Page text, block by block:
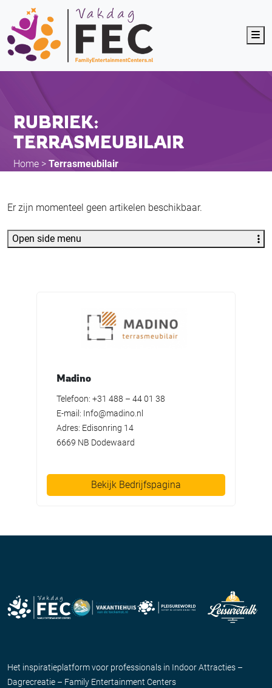
RUBRIEK:
TERRASMEUBILAIR
Home > Terrasmeubilair
Er zijn momenteel geen artikelen beschikbaar.
Open side menu
Madino
Telefoon: +31 488 – 44 01 38
E-mail: Info@madino.nl
Adres: Edisonring 14
6669 NB Dodewaard
Bekijk Bedrijfspagina
Het inspiratieplatform voor professionals in Indoor Attracties –
Dagrecreatie – Family Entertainment Centers